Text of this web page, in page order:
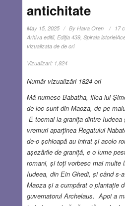
antichitate
May 15, 2025 By Hava Oren 17
Arhiva editii, Ediţia 439, Spirala istoriei
vizualizata de de ori
Vizualizari: 1,824
Număr vizualizări 1824 ori
Mă numesc Babatha, fiica lui
de loc sunt din Maoza, de pe
E tocmai la granița dintre
vremuri aparținea Regatului
de-o șchioapă au intrat și acolo
așezările de graniță, e o lume
romani, și toți vorbesc mai multe
Iudeea, din Ein Ghedi, și când s-
Maoza și a cumpărat o plantație
guvernatorul Archelaus. Apoi a